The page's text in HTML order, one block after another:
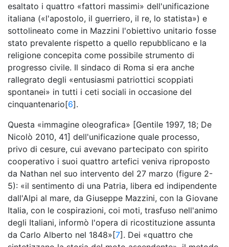
esaltato i quattro «fattori massimi» dell'unificazione
italiana («l'apostolo, il guerriero, il re, lo statista») e
sottolineato come in Mazzini l'obiettivo unitario fosse
stato prevalente rispetto a quello repubblicano e la
religione concepita come possibile strumento di
progresso civile. Il sindaco di Roma si era anche
rallegrato degli «entusiasmi patriottici scoppiati
spontanei» in tutti i ceti sociali in occasione del
cinquantenario[6].
Questa «immagine oleografica» [Gentile 1997, 18; De
Nicolò 2010, 41] dell'unificazione quale processo,
privo di cesure, cui avevano partecipato con spirito
cooperativo i suoi quattro artefici veniva riproposto
da Nathan nel suo intervento del 27 marzo (figure 2-
5): «il sentimento di una Patria, libera ed indipendente
dall'Alpi al mare, da Giuseppe Mazzini, con la Giovane
Italia, con le cospirazioni, coi moti, trasfuso nell'animo
degli Italiani, informò l'opera di ricostituzione assunta
da Carlo Alberto nel 1848»[7]. Dei «quattro che